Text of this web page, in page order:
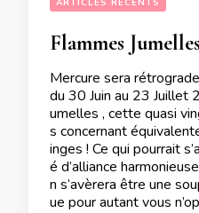
ARTICLES RÉCENTS
Mercure sera
du 30 Juin au 23 Juillet
umelles , cette quasi
s concernant
inges ! Ce qui pourrait
é d’alliance
n s’avèrera être une
ue pour autant vous